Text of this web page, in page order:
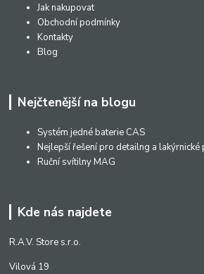
Jak nakupovat
Obchodní podmínky
Kontakty
Blog
Nejčtenější na blogu
Systém jedné baterie CAS
Nejlepší řešení pro detailng a lakýrnické
Ruční svítilny MAG
Kde nás najdete
R.A.V. Store s.r.o.
Vilová 19